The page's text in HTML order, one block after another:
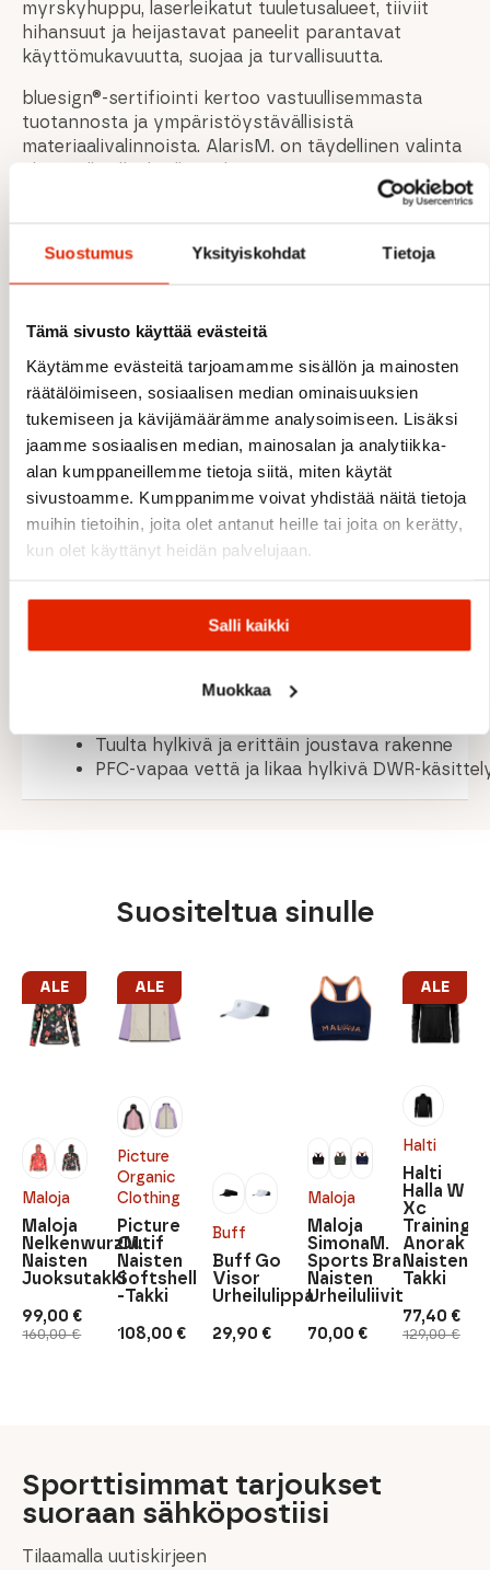
Suostumus Yksityiskohdat Tietoja
Tämä sivusto käyttää evästeitä
Käytämme evästeitä tarjoamamme sisällön ja mainosten
räätälöimiseen, sosiaalisen median ominaisuuksien
tukemiseen ja kävijämäärämme analysoimiseen. Lisäksi
jaamme sosiaalisen median, mainosalan ja analytiikka-
alan kumppaneillemme tietoja siitä, miten käytät
sivustoamme. Kumppanimme voivat yhdistää näitä tietoja
muihin tietoihin, joita olet antanut heille tai joita on kerätty,
kun olet käyttänyt heidän palvelujaan.
Salli kaikki
Muokkaa
Kevyt ja tekninen ulkoilutakki
Erittäin joustava Moon Stretch -materiaali
Tuulta hylkivä ja hengittävä rakenne
PFC-vapaa DWR vettä ja likaa vastaan
Pieni pakkauskoko – helppo kuljettaa
Ergonominen myrskyhuppu
Laserleikatut tuuletusalueet
Heijastavat yksityiskohdat
Sopii juoksuun, pyöräilyyn ja vaellukseen
MATERIAALIT
8 % elastaani
Tuulta hylkivä ja erittäin joustava rakenne
PFC-vapaa vettä ja likaa hylkivä DWR-
myrskyhuppu, laserleikatut tuuletusalueet, tiiviit
hihansuut ja heijastavat paneelit parantavat
käyttömukavuutta, suojaa ja turvallisuutta.
bluesign®-sertifiointi kertoo vastuullisemmasta
tuotannosta ja ympäristöystävällisistä
materiaalivalinnoista. AlarisM. on täydellinen valinta
suorituskykyä, keveyttä ja modernia designia.
Suositeltua sinulle
Maloja
ALE
160,00€
Alkuperäinen
hinta
99,00 €
Nykyinen
hinta
Maloja
NelkenwurzM.
Naisten
Juoksutakki
Picture
Organic
Clothing
ALE
108,00 €
Picture
Outif
Naisten
Softshell
-Takki
Buff
29,90 €
Buff Go
Visor
Urheilulippa
Maloja
70,00 €
Maloja
SimonaM.
Sports Bra
Naisten
Urheiluliivit
Halti
ALE
129,00€
hinta
77,40 €
Nykyinen
hinta
Halti
Halla W
Xc
Training
Anorak
Naisten
Takki
Sporttisimmat tarjoukset
suoraan sähköpostiisi
Tilaamalla uutiskirjeen